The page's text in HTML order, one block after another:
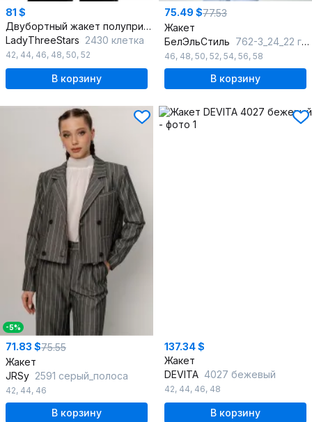
81 $
Двубортный жакет полуприлегающего силуэта из вискозы
LadyThreeStars 2430 клетка
42, 44, 46, 48, 50, 52
В корзину
75.49 $77.53
Жакет
БелЭльСтиль 762-3_24_22 голубой-золото
46, 48, 50, 52, 54, 56, 58
В корзину
-5%
71.83 $75.55
Жакет
JRSy 2591 серый_полоса
42, 44, 46
В корзину
137.34 $
Жакет
DEVITA 4027 бежевый
42, 44, 46, 48
В корзину